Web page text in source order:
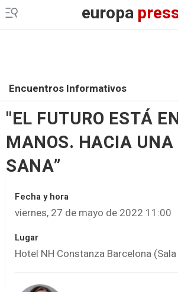
europa
Encuentros Informativos
"EL FUTURO ESTÁ
MANOS. HACIA
SANA”
Fecha y hora
viernes, 27 de mayo de 2022 11:00
Lugar
Hotel NH Constanza Barcelona